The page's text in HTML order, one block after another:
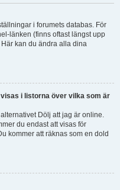
i forumets databas. För
länken (finns oftast längst upp
kan du ändra alla dina
i listorna över vilka som är
Dölj att jag är online.
du endast att visas för
kommer att räknas som en dold